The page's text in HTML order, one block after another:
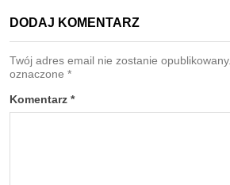
DODAJ KOMENTARZ
Twój adres email nie zostanie opublikowany.
oznaczone *
Komentarz *